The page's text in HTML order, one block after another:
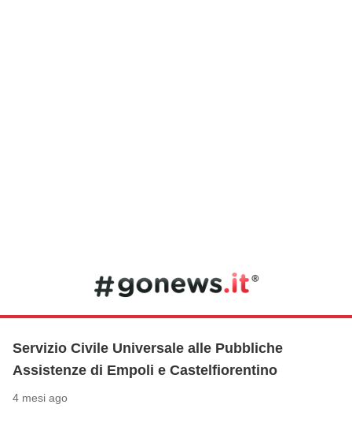
Servizio Civile Universale alle Pubbliche
Assistenze di Empoli e Castelfiorentino
4 mesi ago